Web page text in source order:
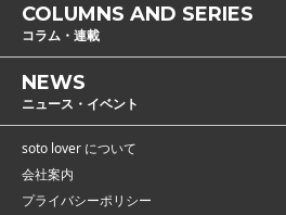
COLUMNS AND SERIES
コラム・連載
NEWS
ニュース・イベント
soto lover について
会社案内
プライバシーポリシー